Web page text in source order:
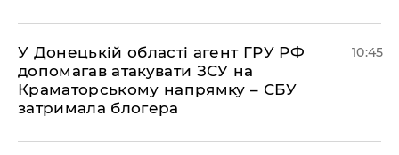
У Донецькій області агент ГРУ РФ
допомагав атакувати ЗСУ на
Краматорському напрямку – СБУ
затримала блогера
10:45